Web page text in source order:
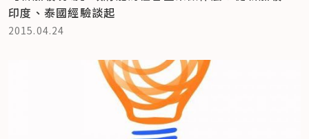
印度、泰國經驗談起
2015.04.24